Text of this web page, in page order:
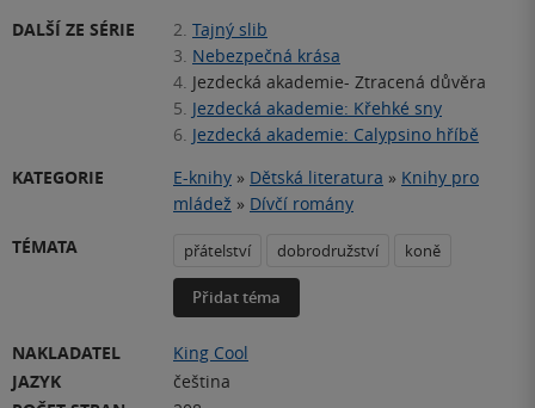
DALŠÍ ZE SÉRIE
2. Tajný slib
3. Nebezpečná krása
4. Jezdecká akademie- Ztracená důvěra
5. Jezdecká akademie: Křehké sny
6. Jezdecká akademie: Calypsino hříbě
KATEGORIE
E-knihy » Dětská literatura » Knihy pro
mládež » Dívčí romány
TÉMATA
přátelství dobrodružství koně
Přidat téma
NAKLADATEL
King Cool
JAZYK
čeština